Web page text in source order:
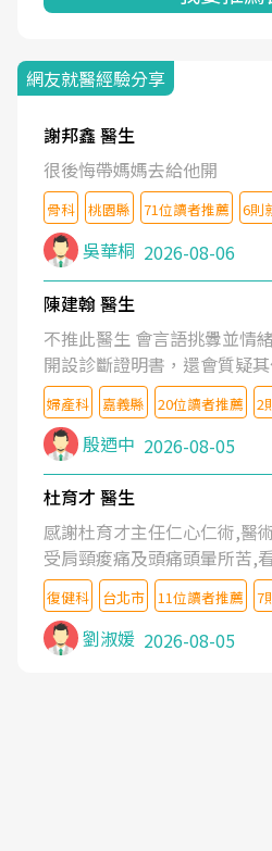
網友就醫經驗分享
謝邦鑫 醫生
很後悔帶媽媽去給他開
骨科 桃園縣 71位讀者推薦 6則
吳華桐 2026-08-06
陳建翰 醫生
不推此醫生 會言語挑釁並情
開設診斷證明書，還會質疑
婦產科 嘉義縣 20位讀者推薦 2
殷迺中 2026-08-05
杜育才 醫生
感謝杜育才主任仁心仁術,醫
受肩頸痠痛及頭痛頭暈所苦,
檢查,也嘗試過西醫打針,中醫
沒有用,後來連吃到嗎啡類止
症狀,沒多久就痛起來,多年失
台灣親友介紹忠孝醫院杜育
復健科 台北市 11位讀者推薦 7
劉淑媛 2026-08-05